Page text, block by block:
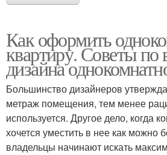
Как оформить
квартиру. Советы по
дизайна
Большинство дизайнеров
метраж помещения, тем менее
используется. Другое дело, когда
хочется уместить в нее как можно
владельцы начинают искать